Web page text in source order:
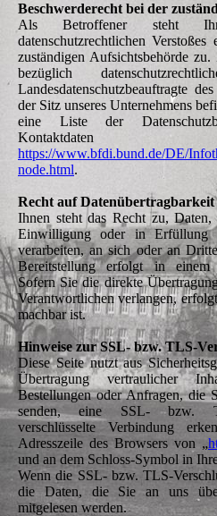
Beschwerde­recht bei der
Als Betroffener steht
datenschutzrechtlichen
zuständigen Aufsichtsbehörde
bezüglich
Landesdatenschutzbeauftragte
der Sitz unseres Unternehmens
eine Liste der
https://www.bfdi.bund.de/DE/
node.html.
Recht auf Daten­übertrag­barkeit
Ihnen steht das Recht zu,
Einwilligung oder in Erfüllung
verarbeiten, an sich oder an
Bereitstellung erfolgt in einem
Sofern Sie die direkte
Verantwortlichen verlangen,
machbar ist.
Hinweise zur SSL- bzw. TLS-
Diese Seite nutzt aus
Übertragung vertraulicher
Bestellungen oder Anfragen, die
senden, eine SSL- bzw.
verschlüsselte Verbindung
Adresszeile des Browsers von „
und an dem Schloss-Symbol in
Wenn die SSL- bzw. TLS-
die Daten, die Sie an uns
mitgelesen werden.